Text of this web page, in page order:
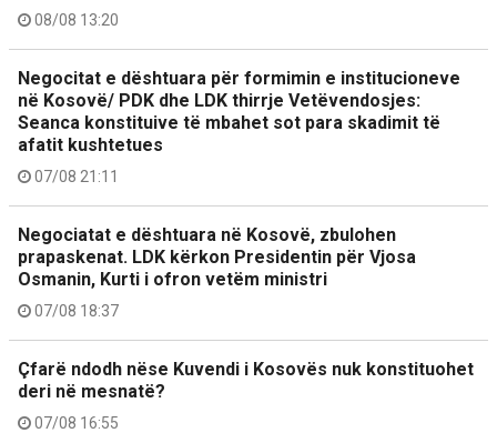
08/08 13:20
Negocitat e dështuara për formimin e institucioneve
në Kosovë/ PDK dhe LDK thirrje Vetëvendosjes:
Seanca konstituive të mbahet sot para skadimit të
afatit kushtetues
07/08 21:11
Negociatat e dështuara në Kosovë, zbulohen
prapaskenat. LDK kërkon Presidentin për Vjosa
Osmanin, Kurti i ofron vetëm ministri
07/08 18:37
Çfarë ndodh nëse Kuvendi i Kosovës nuk konstituohet
deri në mesnatë?
07/08 16:55